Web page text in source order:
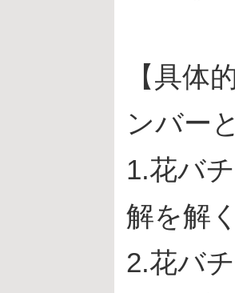
【具体
ンバー
1.花バ
解を解
2.花バ